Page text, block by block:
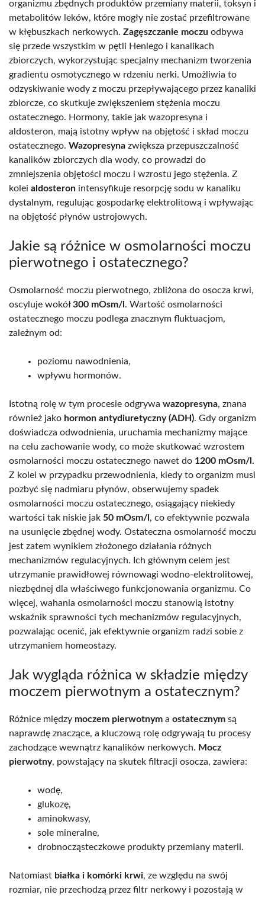
organizmu zbędnych produktów przemiany materii, toksyn i
metabolitów leków, które mogły nie zostać przefiltrowane
w kłębuszkach nerkowych. Zagęszczanie moczu odbywa
się przede wszystkim w pętli Henlego i kanalikach
zbiorczych, wykorzystując specjalny mechanizm tworzenia
gradientu osmotycznego w rdzeniu nerki. Umożliwia to
odzyskiwanie wody z moczu przepływającego przez kanaliki
zbiorcze, co skutkuje zwiększeniem stężenia moczu
ostatecznego. Hormony, takie jak wazopresyna i
aldosteron, mają istotny wpływ na objętość i skład moczu
ostatecznego. Wazopresyna zwiększa przepuszczalność
kanalików zbiorczych dla wody, co prowadzi do
zmniejszenia objętości moczu i wzrostu jego stężenia. Z
kolei aldosteron intensyfikuje resorpcję sodu w kanaliku
dystalnym, regulując gospodarkę elektrolitową i wpływając
na objętość płynów ustrojowych.
Jakie są różnice w osmolarności moczu
pierwotnego i ostatecznego?
Osmolarność moczu pierwotnego, zbliżona do osocza krwi,
oscyluje wokół300 mOsm/l . Wartość osmolarności
ostatecznego moczu podlega znacznym fluktuacjom,
zależnym od:
poziomu nawodnienia,
wpływu hormonów.
Istotną rolę w tym procesie odgrywa wazopresyna, znana
również jako hormon antydiuretyczny (ADH). Gdy organizm
doświadcza odwodnienia, uruchamia mechanizmy mające
na celu zachowanie wody, co może skutkować wzrostem
osmolarności moczu ostatecznego nawet do 1200 mOsm/l .
Z kolei w przypadku przewodnienia, kiedy to organizm musi
pozbyć się nadmiaru płynów, obserwujemy spadek
osmolarności moczu ostatecznego, osiągający niekiedy
wartości tak niskie jak 50 mOsm/l , co efektywnie pozwala
na usunięcie zbędnej wody. Ostateczna osmolarność moczu
jest zatem wynikiem złożonego działania różnych
mechanizmów regulacyjnych. Ich głównym celem jest
utrzymanie prawidłowej równowagi wodno-elektrolitowej,
niezbędnej dla właściwego funkcjonowania organizmu. Co
więcej, wahania osmolarności moczu stanowią istotny
wskaźnik sprawności tych mechanizmów regulacyjnych,
pozwalając ocenić, jak efektywnie organizm radzi sobie z
utrzymaniem homeostazy.
Jak wygląda różnica w składzie między
moczem pierwotnym a ostatecznym?
Różnice między moczem pierwotnym a ostatecznym są
naprawdę znaczące, a kluczową rolę odgrywają tu procesy
zachodzące wewnątrz kanalików nerkowych. Mocz
pierwotny, powstający na skutek filtracji osocza, zawiera:
wodę,
glukozę,
aminokwasy,
sole mineralne,
drobnocząsteczkowe produkty przemiany materii.
Natomiast białka i komórki krwi, ze względu na swój
rozmiar, nie przechodzą przez filtr nerkowy i pozostają w